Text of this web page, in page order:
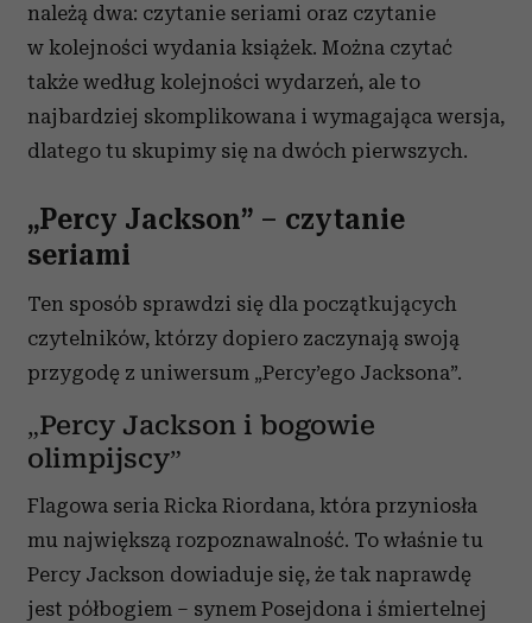
należą dwa: czytanie seriami oraz czytanie
w kolejności wydania książek. Można czytać
także według kolejności wydarzeń, ale to
najbardziej skomplikowana i wymagająca wersja,
dlatego tu skupimy się na dwóch pierwszych.
„Percy Jackson” – czytanie
seriami
Ten sposób sprawdzi się dla początkujących
czytelników, którzy dopiero zaczynają swoją
przygodę z uniwersum „Percy’ego Jacksona”.
„Percy Jackson i bogowie
olimpijscy”
Flagowa seria Ricka Riordana, która przyniosła
mu największą rozpoznawalność. To właśnie tu
Percy Jackson dowiaduje się, że tak naprawdę
jest półbogiem – synem Posejdona i śmiertelnej